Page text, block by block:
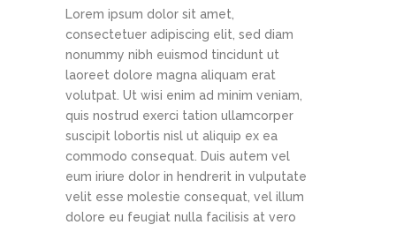
Lorem ipsum dolor sit amet,
consectetuer adipiscing elit, sed diam
nonummy nibh euismod tincidunt ut
laoreet dolore magna aliquam erat
volutpat. Ut wisi enim ad minim veniam,
quis nostrud exerci tation ullamcorper
suscipit lobortis nisl ut aliquip ex ea
commodo consequat. Duis autem vel
eum iriure dolor in hendrerit in vulputate
velit esse molestie consequat, vel illum
dolore eu feugiat nulla facilisis at vero